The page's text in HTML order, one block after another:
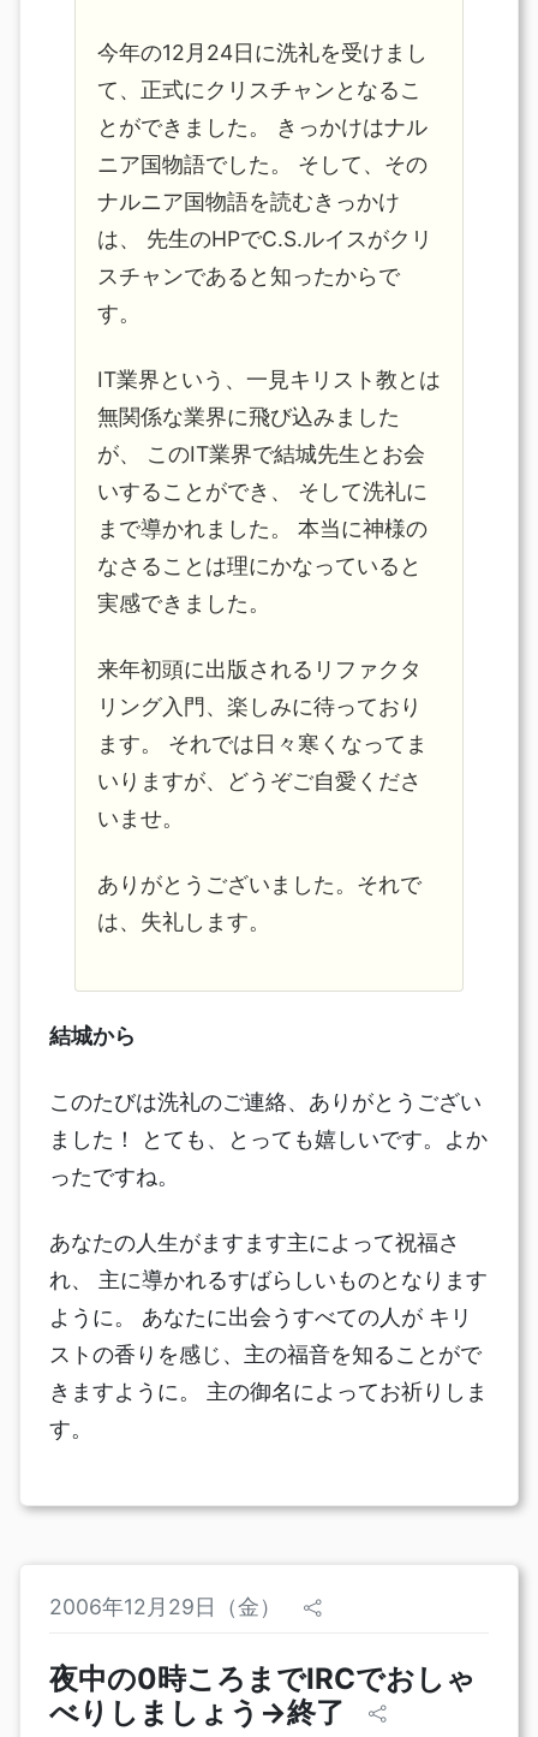
今年の12月24日に洗礼を受けまし
て、正式にクリスチャンとなるこ
とができました。 きっかけはナル
ニア国物語でした。 そして、その
ナルニア国物語を読むきっかけ
は、 先生のHPでC.S.ルイスがクリ
スチャンであると知ったからで
す。
IT業界という、一見キリスト教とは
無関係な業界に飛び込みました
が、 このIT業界で結城先生とお会
いすることができ、 そして洗礼に
まで導かれました。 本当に神様の
なさることは理にかなっていると
実感できました。
来年初頭に出版されるリファクタ
リング入門、楽しみに待っており
ます。 それでは日々寒くなってま
いりますが、どうぞご自愛くださ
いませ。
ありがとうございました。それで
は、失礼します。
結城から
このたびは洗礼のご連絡、ありがとうござい
ました！ とても、とっても嬉しいです。よか
ったですね。
あなたの人生がますます主によって祝福さ
れ、 主に導かれるすばらしいものとなります
ように。 あなたに出会うすべての人が キリ
ストの香りを感じ、主の福音を知ることがで
きますように。 主の御名によってお祈りしま
す。
2006年12月29日（金）
夜中の0時ころまでIRCでおしゃ
べりしましょう→終了